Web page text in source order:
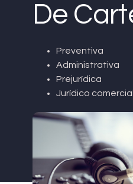
De
Preventiva
Administrativa
Prejurídica
Jurídico comercial